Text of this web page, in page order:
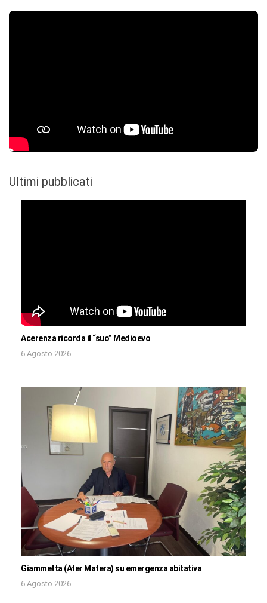
Ultimi pubblicati
Acerenza ricorda il “suo” Medioevo
6 Agosto 2026
Giammetta (Ater Matera) su emergenza abitativa
6 Agosto 2026